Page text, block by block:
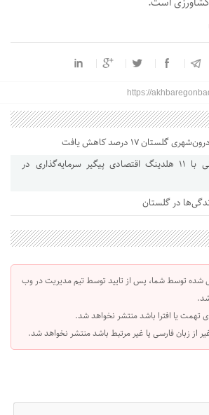
https://
۱۷ درصد کاهش یافت
استاندار: بابک زنجانی با ۱۱ هلدینگ اقتصادی پیگیر سرمایه‌گذاری در
شده توسط شما، پس از تایید توسط تیم مدیریت در وب
تهمت یا افترا باشد منتشر نخواهد شد.
از زبان فارسی یا غیر مرتبط باشد منتشر نخواهد شد.